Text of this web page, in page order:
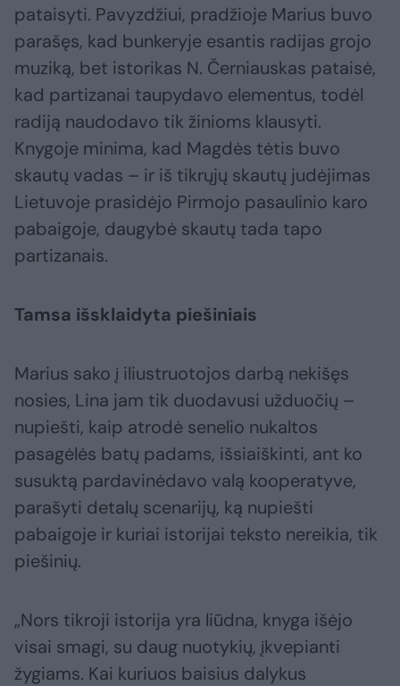
pataisyti. Pavyzdžiui, pradžioje Marius buvo
parašęs, kad bunkeryje esantis radijas grojo
muziką, bet istorikas N. Černiauskas pataisė,
kad partizanai taupydavo elementus, todėl
radiją naudodavo tik žinioms klausyti.
Knygoje minima, kad Magdės tėtis buvo
skautų vadas – ir iš tikrųjų skautų judėjimas
Lietuvoje prasidėjo Pirmojo pasaulinio karo
pabaigoje, daugybė skautų tada tapo
partizanais.
Tamsa išsklaidyta piešiniais
Marius sako į iliustruotojos darbą nekišęs
nosies, Lina jam tik duodavusi užduočių –
nupiešti, kaip atrodė senelio nukaltos
pasagėlės batų padams, išsiaiškinti, ant ko
susuktą pardavinėdavo valą kooperatyve,
parašyti detalų scenarijų, ką nupiešti
pabaigoje ir kuriai istorijai teksto nereikia, tik
piešinių.
„Nors tikroji istorija yra liūdna, knyga išėjo
visai smagi, su daug nuotykių, įkvepianti
žygiams. Kai kuriuos baisius dalykus